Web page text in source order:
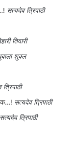
सत्यदेव त्रिपाठी
तिवारी
शुक्ल
सत्यदेव त्रिपाठी
सत्यदेव त्रिपाठी